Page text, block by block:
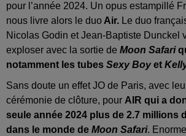
pour l’année 2024. Un opus estampillé
nous livre alors le duo Air. Le duo
Nicolas Godin et Jean-Baptiste Dunckel
exploser avec la sortie de Moon Safari
notamment les tubes Sexy Boyet
Sans doute un effet JO de Paris, avec
cérémonie de clôture, pour AIR qui a
seule année 2024 plus de 2.7 millions
dans le monde de Moon Safari.